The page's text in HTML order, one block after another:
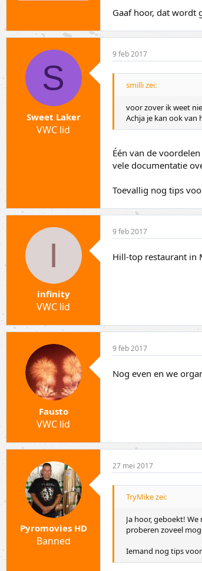
Gaaf hoor, dat wordt
S
Sweet Laker
VWC lid
9 feb 2017
smilli zei:
voor zover ik weet
Achja je kan ook
Één van de
vele documentatie
Toevallig nog tips
I
infinity
VWC lid
9 feb 2017
Hill-top restaurant in
Fausto
VWC lid
9 feb 2017
Nog even en we
Pyromovies HD
Banned
27 mei 2017
TryMike zei:
Ja hoor, geboekt!
proberen zoveel
Iemand nog tips